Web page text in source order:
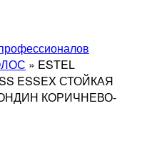
» ESTEL
ESSEX СТОЙКАЯ
КОРИЧНЕВО-